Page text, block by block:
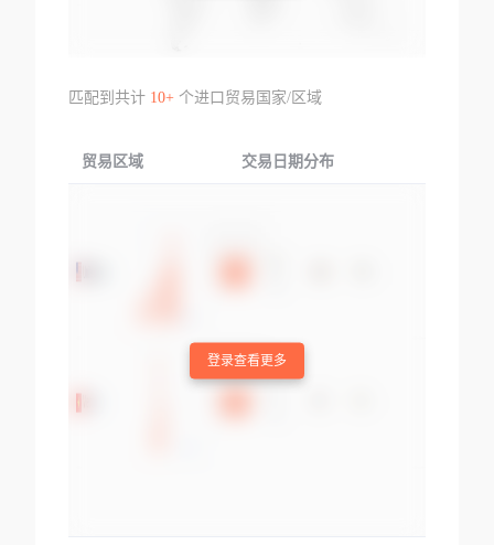
匹配到共计 10+个进口贸易国家/区域
贸易区域 交易日期分布
登录查看更多